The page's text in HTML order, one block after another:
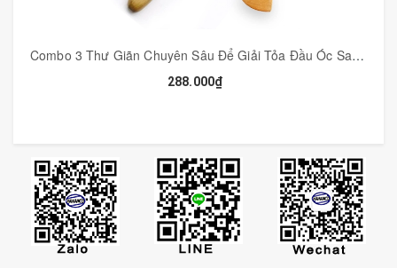
đạt được mục đích lưu thông kinh lạc.
mặt nên lót 1 miếng vải mỏng trên mặt rồi lăn.
sừng này là trợ thủ đắc lực, dùng cho khách thì khỏi
bệnh sớm.
- Mấy tiệm mát xa Spa chăm sóc sức khỏe cho khách
thì đảm bảo rất ok.
Combo 3 Thư Giãn Chuyên Sâu Để Giải Tỏa Đầu Óc Sau Những Ngày Làm Việc Căng Thẳng - COMBO3
288.000₫